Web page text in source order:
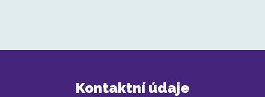
Kontaktní údaje